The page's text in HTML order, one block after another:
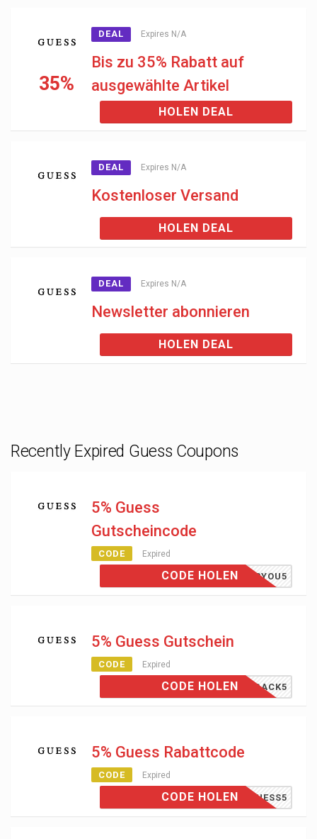
35%
DEAL Expires N/A
Bis zu 35% Rabatt auf
ausgewählte Artikel
HOLEN DEAL
DEAL Expires N/A
Kostenloser Versand
HOLEN DEAL
DEAL Expires N/A
Newsletter abonnieren
HOLEN DEAL
Recently Expired Guess Coupons
5% Guess
Gutscheincode
CODE Expired
EFORYOU5
CODE HOLEN
5% Guess Gutschein
CODE Expired
ESSBACK5
CODE HOLEN
5% Guess Rabattcode
CODE Expired
CKGUESS5
CODE HOLEN